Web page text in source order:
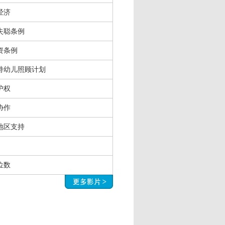
济
聪条例
条例
幼儿照顾计划
权
作
区支持
数